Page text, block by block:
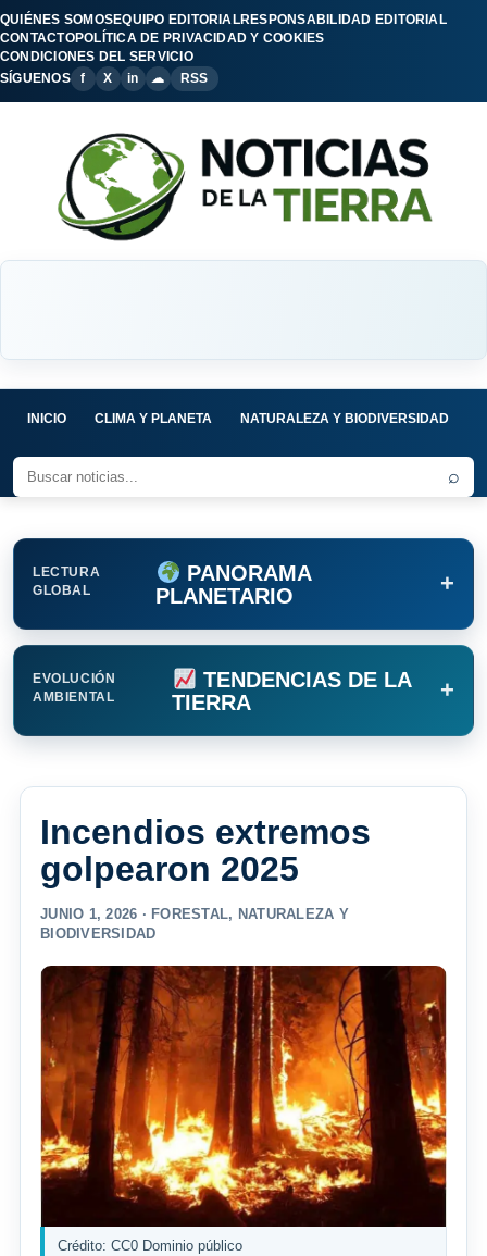
QUIÉNES SOMOSEQUIPO EDITORIALRESPONSABILIDAD EDITORIAL
CONTACTOPOLÍTICA DE PRIVACIDAD Y COOKIES
CONDICIONES DEL SERVICIO
SÍGUENOS
f X in ☁ RSS
INICIO CLIMA Y PLANETA NATURALEZA Y BIODIVERSIDAD
⌕
LECTURA
GLOBAL
PANORAMA
PLANETARIO
+
EVOLUCIÓN
AMBIENTAL
TENDENCIAS DE LA
TIERRA
+
Incendios extremos
golpearon 2025
JUNIO 1, 2026 · FORESTAL, NATURALEZA Y
BIODIVERSIDAD
Crédito: CC0 Dominio público